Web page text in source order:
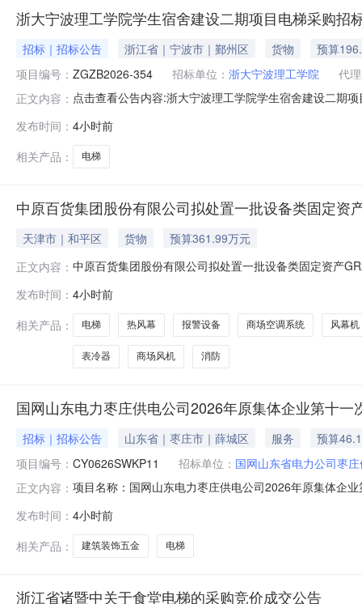
浙大宁波理工学院学生宿舍建设二期项目电梯采购招
招标｜招标公告 浙江省｜宁波市｜鄞州区 货物
预算
项目编号： ZGZB2026-354 招标单位： 浙大宁波理工学院
代
正文内容： 点击查看公告内容:浙大宁波理工学院学生宿舍建设二期
发布时间： 4小时前
相关产品：
电梯
中原百货集团股份有限公司拟处置一批设备类固定资
天津市｜和平区 货物
预算361.99万元
正文内容： 中原百货集团股份有限公司拟处置一批设备类固定资产
1100000010120100647305000656开户银行浙商银行
发布时间： 4小时前
相关产品：
电梯 热风幕 报警设备 商场空调系统 风幕机
表冷器 商场风机 消防
国网山东电力枣庄供电公司2026年原集体企业第十
招标｜招标公告 山东省｜枣庄市｜薛城区 服务
预算
项目编号： CY0626SWKP11 招标单位： 国网山东省电力公司枣
正文内容： 项目名称：国网山东电力枣庄供电公司2026年原集体企
所属子分公司（以下简称“项目单位”），项目资金来自
团有限公司（以下简称“采购代
发布时间： 4小时前
相关产品：
建筑装饰五金 电梯
浙江省诸暨中关于食堂电梯的采购竞价成交公告